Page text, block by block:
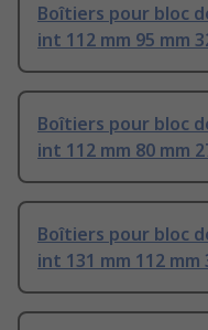
Boîtiers pour bloc
int 112 mm 95 mm
Boîtiers pour bloc
int 112 mm 80 mm
Boîtiers pour bloc
int 131 mm 112 mm